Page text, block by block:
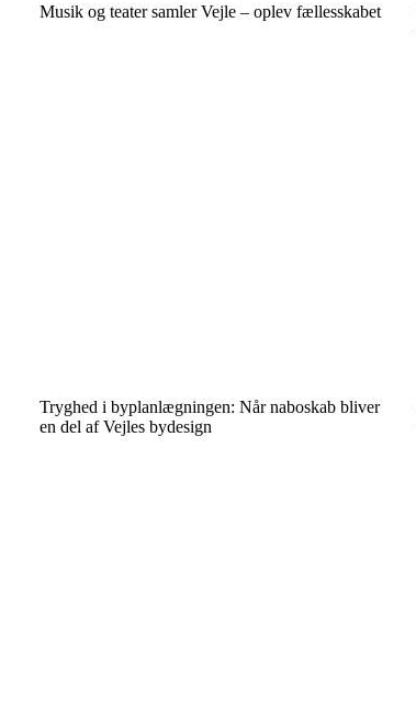
Musik og teater samler Vejle – oplev fællesskabet
Tryghed i byplanlægningen: Når naboskab bliver
en del af Vejles bydesign